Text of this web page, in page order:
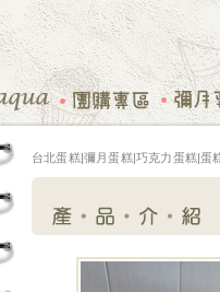
台北蛋糕|彌月蛋糕|巧克力蛋糕|蛋